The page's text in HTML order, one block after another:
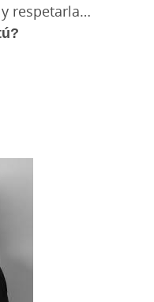
respetarla…